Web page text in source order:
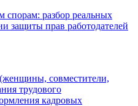
спорам: разбор реальных
защиты прав работодателей
совместители,
трудового
кадровых